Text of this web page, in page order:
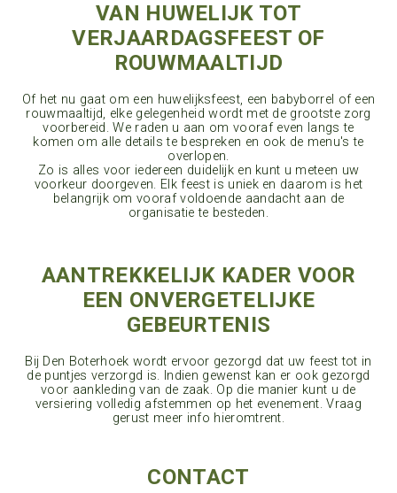
VAN HUWELIJK TOT
VERJAARDAGSFEEST OF
ROUWMAALTIJD
Of het nu gaat om een huwelijksfeest, een babyborrel of een
rouwmaaltijd, elke gelegenheid wordt met de grootste zorg
voorbereid. We raden u aan om vooraf even langs te
komen om alle details te bespreken en ook de menu's te
overlopen.
Zo is alles voor iedereen duidelijk en kunt u meteen uw
voorkeur doorgeven. Elk feest is uniek en daarom is het
belangrijk om vooraf voldoende aandacht aan de
organisatie te besteden.
AANTREKKELIJK KADER VOOR
EEN ONVERGETELIJKE
GEBEURTENIS
Bij Den Boterhoek wordt ervoor gezorgd dat uw feest tot in
de puntjes verzorgd is. Indien gewenst kan er ook gezorgd
voor aankleding van de zaak. Op die manier kunt u de
versiering volledig afstemmen op het evenement. Vraag
gerust meer info hieromtrent.
CONTACT